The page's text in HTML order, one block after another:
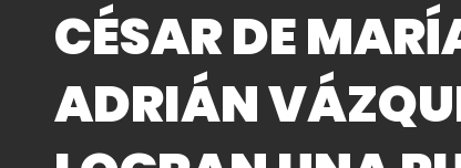
CÉSAR DE
ADRIÁN